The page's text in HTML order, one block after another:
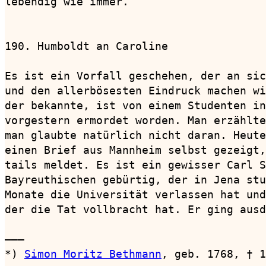
190. Humboldt an Caroline
Es ist ein Vorfall geschehen, der an
und den allerbösesten Eindruck machen
der bekannte, ist von einem Studenten in
vorgestern ermordet worden. Man
man glaubte natürlich nicht daran.
einen Brief aus Mannheim selbst
tails meldet. Es ist ein gewisser Carl
Bayreuthischen gebürtig, der in Jena
Monate die Universität verlassen hat
der die Tat vollbracht hat. Er ging
———
*) Simon Moritz Bethmann , geb. 1768, †